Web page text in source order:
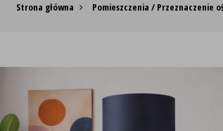
Strona główna Pomieszczenia / Przeznaczenie